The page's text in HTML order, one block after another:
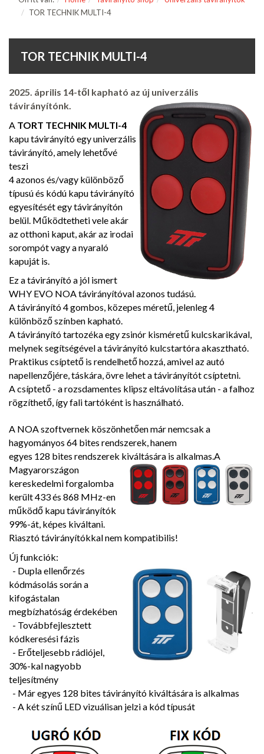
TOR TECHNIK MULTI-4
TOR TECHNIK MULTI-4
2025. április 14-től kapható az új univerzális
távirányítónk.
A TORT TECHNIK MULTI-4
kapu távirányító egy univerzális
távirányító, amely lehetővé
teszi
4 azonos és/vagy különböző
típusú és kódú kapu távirányító
egyesítését egy távirányítón
belül. Működtetheti vele akár
az otthoni kaput, akár az irodai
sorompót vagy a nyaraló
kapuját is.
Ez a távirányító a jól ismert
WHY EVO NOA távirányítóval azonos tudású.
A távirányító 4 gombos, közepes méretű, jelenleg 4
különböző színben kapható.
A távirányító tartozéka egy zsinór kisméretű kulcskarikával,
melynek segítségével a távirányító kulcstartóra akasztható.
Praktikus csíptető is rendelhető hozzá, amivel az autó
napellenzőjére, táskára, övre lehet a távirányítót csíptetni.
A csíptető - a rozsdamentes klipsz eltávolítása után - a falhoz
rögzíthető, így fali tartóként is használható.
A NOA szoftvernek köszönhetően már nemcsak a
hagyományos 64 bites rendszerek, hanem
egyes 128 bites rendszerek kiváltására is alkalmas.A
Magyarországon
kereskedelmi forgalomba
került 433 és 868 MHz-en
működő kapu távirányítók
99%-át, képes kiváltani.
Riasztó távirányítókkal nem kompatibilis!
Új funkciók:
- Dupla ellenőrzés
kódmásolás során a
kifogástalan
megbízhatóság érdekében
- Továbbfejlesztett
kódkeresési fázis
- Erőteljesebb rádiójel,
30%-kal nagyobb
teljesítmény
- Már egyes 128 bites távirányító kiváltására is alkalmas
- A két színű LED vizuálisan jelzi a kód típusát